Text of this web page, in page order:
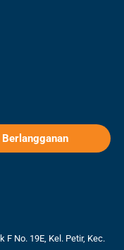
F No. 19E, Kel. Petir, Kec.